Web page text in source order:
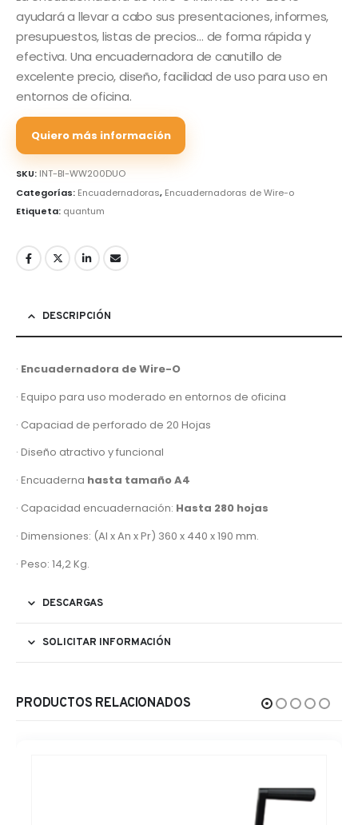
ayudará a llevar a cabo sus presentaciones, informes,
presupuestos, listas de precios… de forma rápida y
efectiva. Una encuadernadora de canutillo de
excelente precio, diseño, facilidad de uso para uso en
entornos de oficina.
Quiero más información
SKU: INT-BI-WW200DUO
Categorías: Encuadernadoras, Encuadernadoras de Wire-o
Etiqueta: quantum
DESCRIPCIÓN
· Encuadernadora de Wire-O
· Equipo para uso moderado en entornos de oficina
· Capaciad de perforado de 20 Hojas
· Diseño atractivo y funcional
· Encuaderna hasta tamaño A4
· Capacidad encuadernación: Hasta 280 hojas
· Dimensiones: (Al x An x Pr) 360 x 440 x 190 mm.
· Peso: 14,2 Kg.
DESCARGAS
SOLICITAR INFORMACIÓN
PRODUCTOS RELACIONADOS